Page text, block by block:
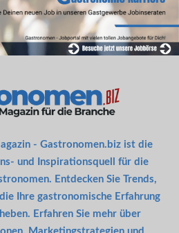
- Gastronomen.biz ist die
und Inspirationsquell für die
Entdecken Sie Trends,
Ihre gastronomische Erfahrung
Erfahren Sie mehr über